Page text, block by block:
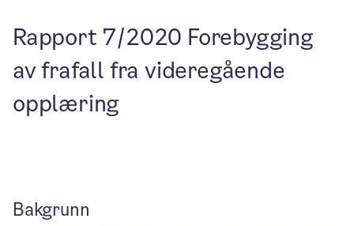
Rapport 7/2020 Forebygging
av frafall fra videregående
opplæring
Bakgrunn